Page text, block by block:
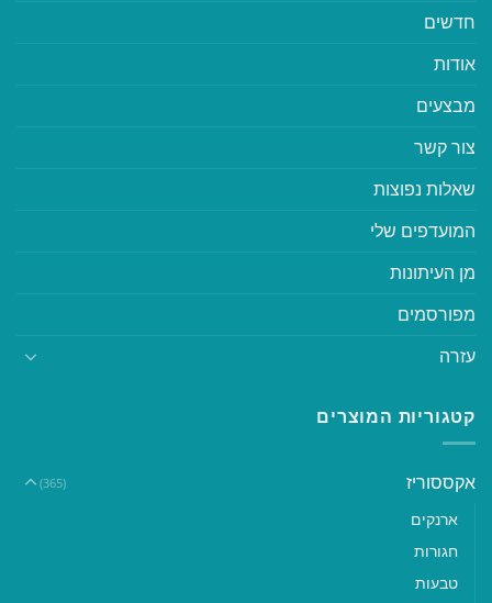
חדשים
אודות
מבצעים
צור קשר
שאלות נפוצות
המועדפים שלי
מן העיתונות
מפורסמים
עזרה
קטגוריות המוצרים
אקססוריז (365)
ארנקים
חגורות
טבעות